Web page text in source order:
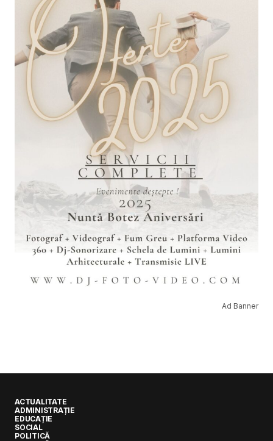
Ad Banner
ACTUALITATE
ADMINISTRAȚIE
EDUCAȚIE
SOCIAL
POLITICĂ